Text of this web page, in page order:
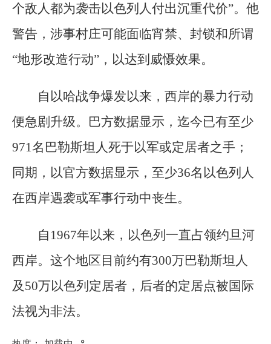
个敌人都为袭击以色列人付出沉重代价”。他
警告，涉事村庄可能面临宵禁、封锁和所谓
“地形改造行动”，以达到威慑效果。
自以哈战争爆发以来，西岸的暴力行动
便急剧升级。巴方数据显示，迄今已有至少
971名巴勒斯坦人死于以军或定居者之手；
同期，以官方数据显示，至少36名以色列人
在西岸遇袭或军事行动中丧生。
自1967年以来，以色列一直占领约旦河
西岸。这个地区目前约有300万巴勒斯坦人
及50万以色列定居者，后者的定居点被国际
法视为非法。